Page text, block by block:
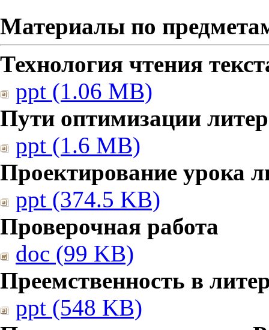
Материалы по
Технология чтения
ppt (1.06 MB)
Пути оптимизации
ppt (1.6 MB)
Проектирование урока
ppt (374.5 KB)
Проверочная работа
doc (99 KB)
Преемственность в
ppt (548 KB)